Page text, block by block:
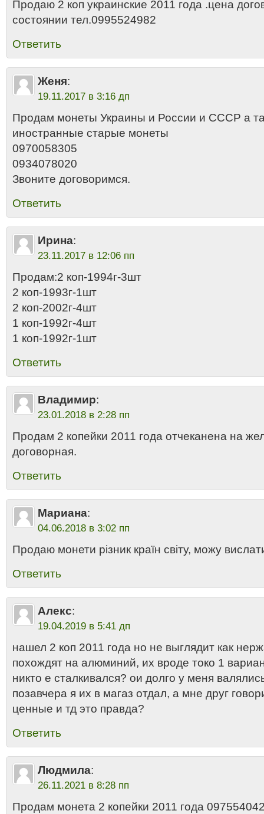
Продаю 2 коп украинские 2011 года .цена
состоянии тел.0995524982
Ответить
Женя:
19.11.2017 в 3:16 дп
Продам монеты Украины и России и СССР а
иностранные старые монеты
0970058305
0934078020
Звоните договоримся.
Ответить
Ирина:
23.11.2017 в 12:06 пп
Продам:2 коп-1994г-3шт
2 коп-1993г-1шт
2 коп-2002г-4шт
1 коп-1992г-4шт
1 коп-1992г-1шт
Ответить
Владимир:
23.01.2018 в 2:28 пп
Продам 2 копейки 2011 года отчеканена на
договорная.
Ответить
Мариана:
04.06.2018 в 3:02 пп
Продаю монети різник країн світу, можу
Ответить
Алекс:
19.04.2019 в 5:41 дп
нашел 2 коп 2011 года но не выглядит как
похождят на алюминий, их вроде токо 1
никто е сталкивался? ои долго у меня
позавчера я их в магаз отдал, а мне друг
ценные и тд это правда?
Ответить
Людмила:
26.11.2021 в 8:28 пп
Продам монета 2 копейки 2011 года